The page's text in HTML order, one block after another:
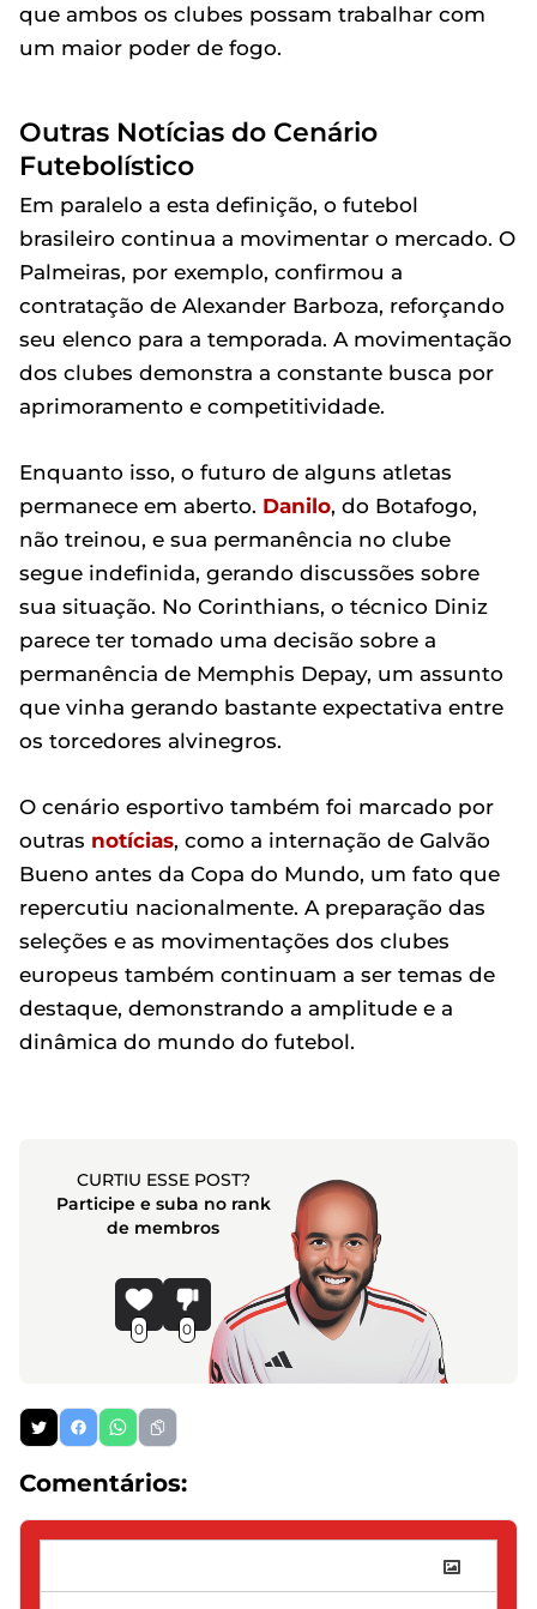
que ambos os clubes possam trabalhar com
um maior poder de fogo.
Outras Notícias do Cenário
Futebolístico
Em paralelo a esta definição, o futebol
brasileiro continua a movimentar o mercado. O
Palmeiras, por exemplo, confirmou a
contratação de Alexander Barboza, reforçando
seu elenco para a temporada. A movimentação
dos clubes demonstra a constante busca por
aprimoramento e competitividade.
Enquanto isso, o futuro de alguns atletas
permanece em aberto. Danilo, do Botafogo,
não treinou, e sua permanência no clube
segue indefinida, gerando discussões sobre
sua situação. No Corinthians, o técnico Diniz
parece ter tomado uma decisão sobre a
permanência de Memphis Depay, um assunto
que vinha gerando bastante expectativa entre
os torcedores alvinegros.
O cenário esportivo também foi marcado por
outras notícias, como a internação de Galvão
Bueno antes da Copa do Mundo, um fato que
repercutiu nacionalmente. A preparação das
seleções e as movimentações dos clubes
europeus também continuam a ser temas de
destaque, demonstrando a amplitude e a
dinâmica do mundo do futebol.
CURTIU ESSE POST?
Participe e suba no rank
de membros
0 0
Comentários: